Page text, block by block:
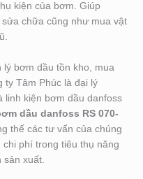
kiện của bơm. Giúp
chữa cũng như mua vật
lý bơm dầu tồn kho, mua
ty Tâm Phúc là đại lý
linh kiện bơm dầu danfoss
dầu danfoss RS 070-
thế các tư vấn của chúng
phí trong tiêu thụ năng
sản xuất.